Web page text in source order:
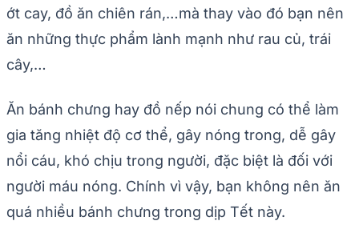
ớt cay, đồ ăn chiên rán,…mà thay vào đó bạn nên
ăn những thực phẩm lành mạnh như rau củ, trái
cây,…
Ăn bánh chưng hay đồ nếp nói chung có thể làm
gia tăng nhiệt độ cơ thể, gây nóng trong, dễ gây
nổi cáu, khó chịu trong người, đặc biệt là đối với
người máu nóng. Chính vì vậy, bạn không nên ăn
quá nhiều bánh chưng trong dịp Tết này.